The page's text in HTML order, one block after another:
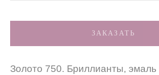
ЗАКАЗАТЬ
Золото 750. Бриллианты, эмаль